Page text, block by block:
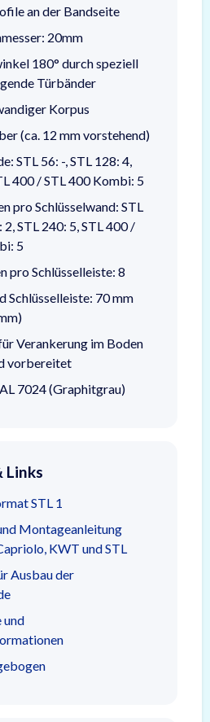
an der Bandseite
20mm
180° durch speziell
Türbänder
Korpus
(ca. 12 mm vorstehend)
STL 56: -, STL 128: 4,
400 / STL 400 Kombi: 5
pro Schlüsselwand: STL
2, STL 240: 5, STL 400 /
5
pro Schlüsselleiste: 8
Schlüsselleiste: 70 mm
Verankerung im Boden
vorbereitet
7024 (Graphitgrau)
Links
STL 1
Montageanleitung
KWT und STL
Ausbau der
und